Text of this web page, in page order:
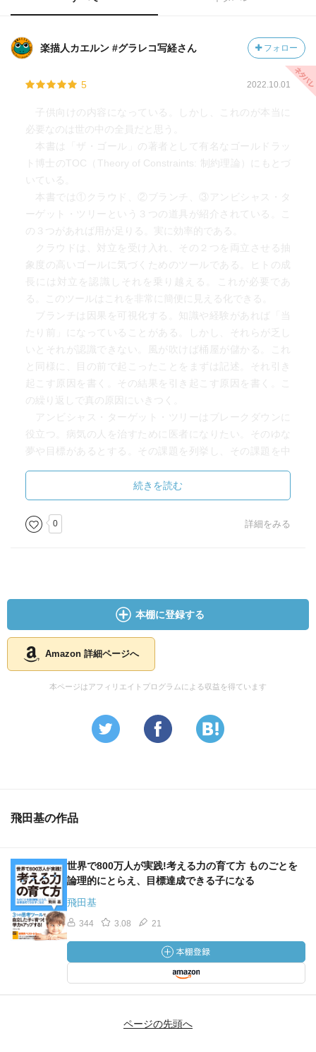
楽描人カエルン #グラレコ写経さん フォロー
5 2022.10.01
子供向けの内容になっている。しかし、これのが本当に
必要なのは世の中の全員だと思う。
本書は「ザ・ゴール」の著者として有名なゴールドラッ
ト博士のTOC（Theory of Constraints: 制約理論）にもとづ
いている。
本書では①クラウド、②ブランチ、③アンビシャス・タ
ーゲット・ツリーという３つの道具が紹介されている。こ
の３つがあれば用が足りる。実に効率的である。
クラウドは、対立を受け入れ、その２つを両立させる抽
象度の高いゴールに気づくためのツールである。ヒトの成
長には対立を認識しそれを乗り越える。これが必要であ
る。このツールはこれを非常に簡便に見える化できる。
ブランチは因果を可視化する。知識や経験があれば「当
たり前」になっていることがある。しかし、それらが乏し
いとそれが認識できない。風が吹けば桶屋が儲かる。これ
と同様に、目の前で起こったことをまずは記述。それ引き
起こす原因を書く。その結果を引き起こす原因を書く。こ
の繰り返しで真の原因にいきつく。
アンビシャス・ターゲット・ツリーはブレークダウンに
役立つ。病気の人を治すために医者になりたい。そのゆな
夢や目標があるとする。その課題を列挙し、その課題を中
どれもシンプルで分かり易い。かつ、誰でも実践可能で
ある。コーチングの際にクライエントに行ってもらうのが
良いだろう。そういう意味では1on1ミーティング（ヤフー
株式会社の商標）の良い道具である。
・実際に発生したこと「原因の箱」に書く
・その上に引き起こされる「結果の箱」を書く
・「結果の箱」を引き起こす原因はその下に「理由の箱」
として書く
・結果と原因、結果と理由はn対nの関係になる
■アンビシャス・ターゲット・ツリー
⑤中間目標達成の具体的な行動を決める
続きを読む
0 詳細をみる
本棚に登録する
Amazon 詳細ページへ
本ページはアフィリエイトプログラムによる収益を得ています
飛田基の作品
世界で800万人が実践!考える力の育て方 ものごとを
論理的にとらえ、目標達成できる子になる
飛田基
344 3.08 21
ページの先頭へ